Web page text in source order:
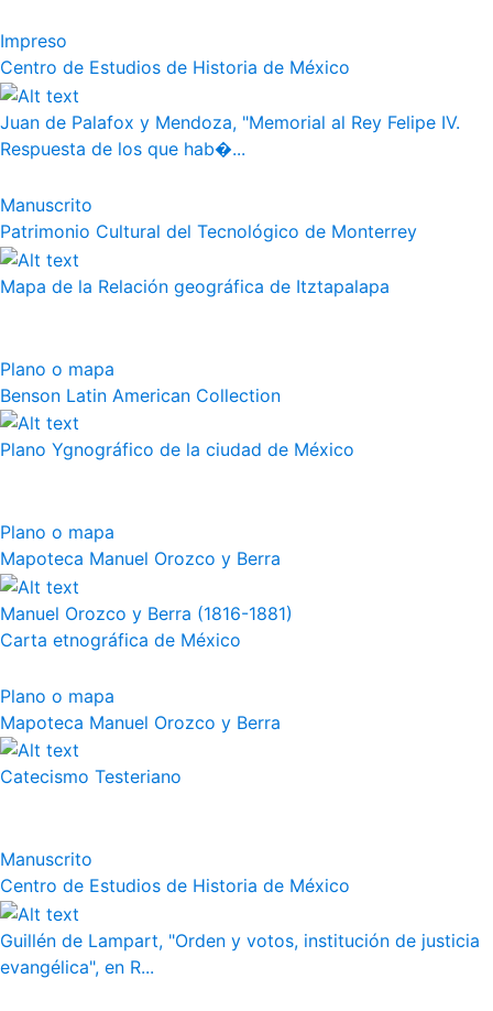
Impreso
Centro de Estudios de Historia de México
Juan de Palafox y Mendoza, "Memorial al Rey Felipe IV.
Respuesta de los que hab�...
Manuscrito
Patrimonio Cultural del Tecnológico de Monterrey
Mapa de la Relación geográfica de Itztapalapa
Plano o mapa
Benson Latin American Collection
Plano Ygnográfico de la ciudad de México
Plano o mapa
Mapoteca Manuel Orozco y Berra
Manuel Orozco y Berra (1816-1881)
Carta etnográfica de México
Plano o mapa
Mapoteca Manuel Orozco y Berra
Catecismo Testeriano
Manuscrito
Centro de Estudios de Historia de México
Guillén de Lampart, "Orden y votos, institución de justicia
evangélica", en R...